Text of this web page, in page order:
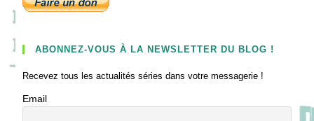
ABONNEZ-VOUS À LA NEWSLETTER DU BLOG !
Recevez tous les actualités séries dans votre messagerie !
Email